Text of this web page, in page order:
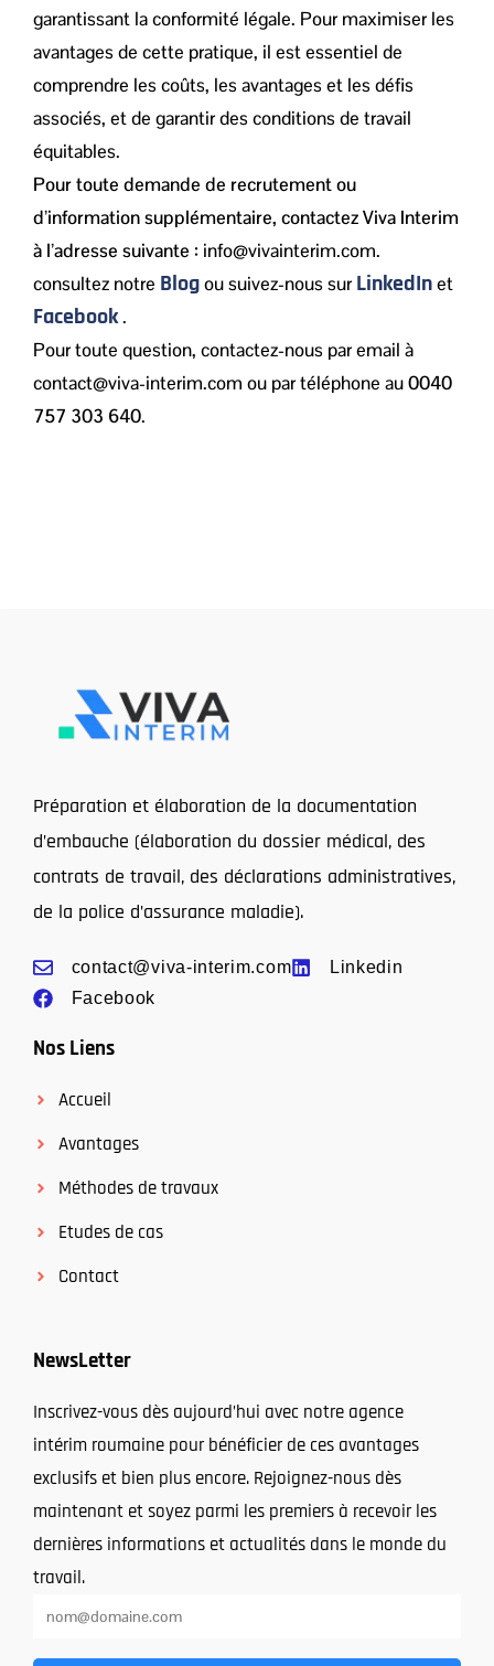
garantissant la conformité légale. Pour maximiser les
avantages de cette pratique, il est essentiel de
comprendre les coûts, les avantages et les défis
associés, et de garantir des conditions de travail
équitables.
Pour toute demande de recrutement ou
d’information supplémentaire, contactez Viva Interim
à l’adresse suivante : info@vivainterim.com.
consultez notre Blogou suivez-nous sur LinkedInet
Facebook.
Pour toute question, contactez-nous par email à
contact@viva-interim.com ou par téléphone au0040
757 303 640.
Préparation et élaboration de la documentation
d’embauche (élaboration du dossier médical, des
contrats de travail, des déclarations administratives,
de la police d’assurance maladie).
contact@viva-interim.com
Linkedin
Facebook
Nos Liens
Accueil
Avantages
Méthodes de travaux
Etudes de cas
Contact
NewsLetter
Inscrivez-vous dès aujourd’hui avec notre agence
intérim roumaine pour bénéficier de ces avantages
exclusifs et bien plus encore. Rejoignez-nous dès
maintenant et soyez parmi les premiers à recevoir les
dernières informations et actualités dans le monde du
travail.